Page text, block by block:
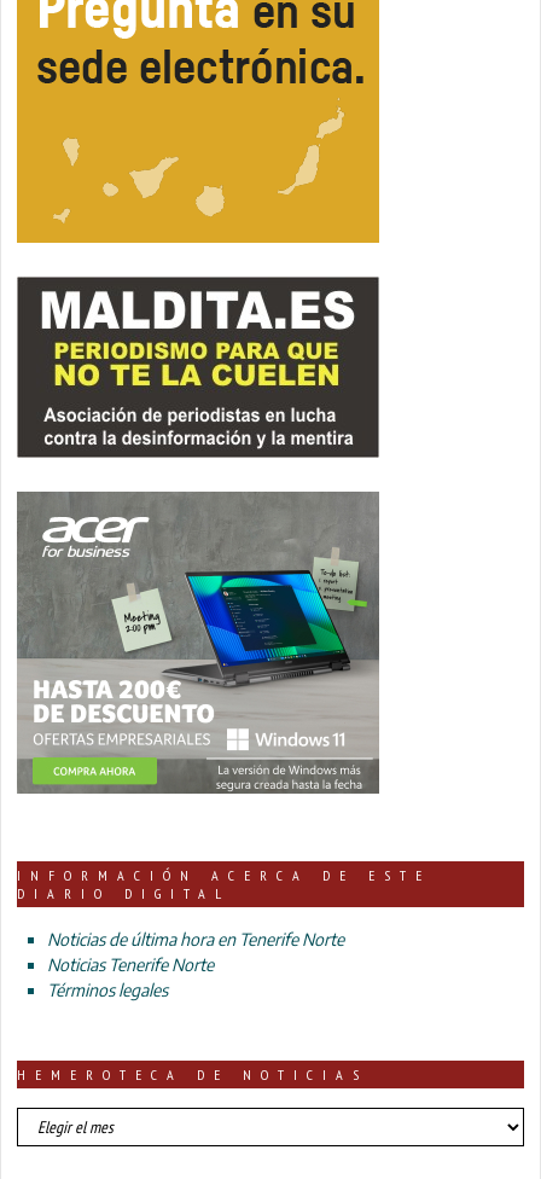
INFORMACIÓN ACERCA DE ESTE
DIARIO DIGITAL
Noticias de última hora en Tenerife Norte
Noticias Tenerife Norte
Términos legales
HEMEROTECA DE NOTICIAS
HEMEROTECA
DE